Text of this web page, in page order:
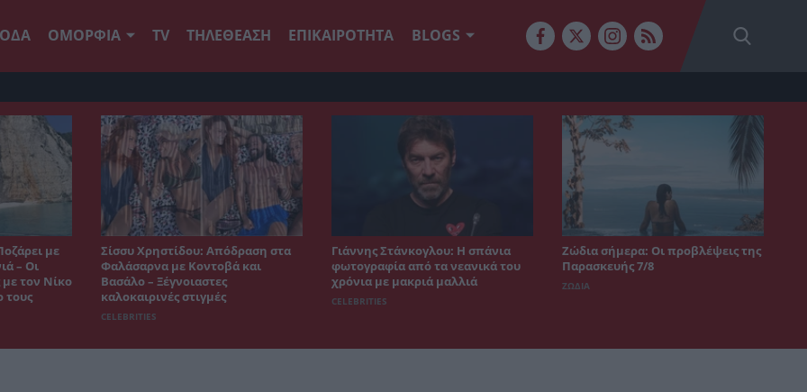
ΟΜΟΡΦΙΑ TV ΤΗΛΕΘΕΑΣΗ ΕΠΙΚΑΙΡΟΤΗΤΑ BLOGS
με
– Οι
με τον Νίκο
τους
Σίσσυ Χρηστίδου: Απόδραση στα
Φαλάσαρνα με Κοντοβά και
Βασάλο – Ξέγνοιαστες
καλοκαιρινές στιγμές
CELEBRITIES
Γιάννης Στάνκογλου: Η σπάνια
φωτογραφία από τα νεανικά του
χρόνια με μακριά μαλλιά
CELEBRITIES
Ζώδια σήμερα: Οι προβλέψεις της
Παρασκευής 7/8
ΖΩΔΙΑ